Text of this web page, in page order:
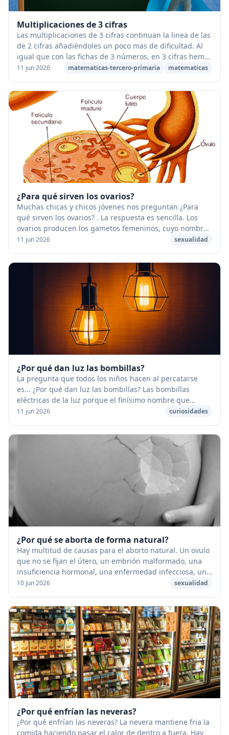
Multiplicaciones de 3 cifras
Las multiplicaciones de 3 cifras continuan la linea de las
de 2 cifras añadiéndoles un poco mas de dificultad. Al
igual que con las fichas de 3 números, en 3 cifras hemos
preparado multitud de fichas ...
11 jun 2026 matematicas-tercero-primaria matematicas
¿Para qué sirven los ovarios?
Muchas chicas y chicos jóvenes nos preguntan ¿Para
qué sirven los ovarios? . La respuesta es sencilla. Los
ovarios producen los gametos femeninos, cuyo nombre
cambia (ovocito, folículo, óvulo) en func...
11 jun 2026 sexualidad
¿Por qué dan luz las bombillas?
La pregunta que todos los niños hacen al percatarse
es... ¿Por qué dan luz las bombillas? Las bombillas
eléctricas de la luz porque el finísimo nombre que
tienen dentro, llamado filamento, se calienta...
11 jun 2026 curiosidades
¿Por qué se aborta de forma natural?
Hay multitud de causas para el aborto natural. Un ovulo
que no se fijan el útero, un embrión malformado, una
insuficiencia hormonal, una enfermedad infecciosa, un
choque físico o psíquico importante q...
10 jun 2026 sexualidad
¿Por qué enfrían las neveras?
¿Por qué enfrían las neveras? La nevera mantiene fria la
comida haciendo pasar el calor de dentro a fuera. Hay